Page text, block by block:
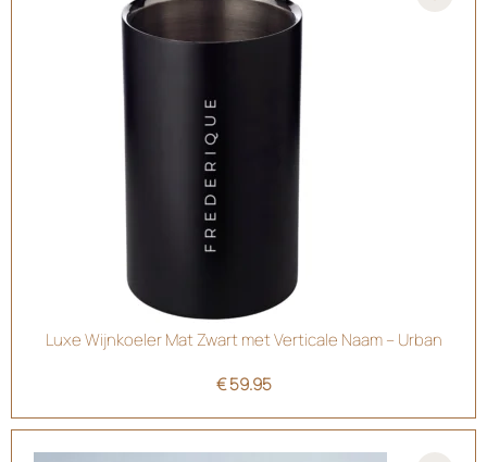
Luxe Wijnkoeler Mat Zwart met Verticale Naam – Urban
€59.95